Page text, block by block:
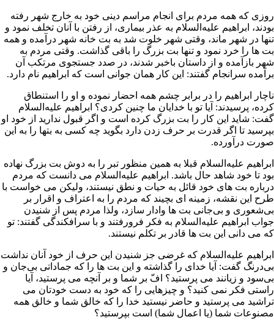
روزى که همه مردم براى انجام مراسم دینى خود به خارج شهر رفته
بودند، ابراهیم علیه‌السلام به عذر بیماری، از رفتن با آنان تخلف نمود و
تنها در شهر ماند، وقتى شهر خلوت شد به بت خانه شهر درآمده و همه
بت ها را خرد نمود و تنها بت بزرگ را باقی گذاشت. وقتى مردم به
شهر بازآمده و از داستان باخبر شدند، در صدد جستجوى مرتکب آن
برآمده سرانجام گفتند: این کار همان جوانى است که ابراهیم نام دارد.
ناچار ابراهیم را در برابر چشم همه احضار نموده و او را استنطاق
کرده، پرسیدند: آیا تو با خدایان ما چنین کردى؟ ابراهیم علیه‌السلام
گفت: شاید این کار را بت بزرگ کرده است و اگر قبول ندارید از خود او
بپرسید تا اگر قدرت بر حرف زدن دارد بگوید چه کسى به بتها را به این
صورت درآورده.
ابراهیم علیه‌السلام قبلا به همین منظور تبر را به دوش بت بزرگ نهاده
بود تا خود شاهد حال باشد. ابراهیم علیه‌السلام مى دانست که مردم
درباره بت هاى خود قائل به حیات و نطق نیستند، ولیکن مى خواست با
طرح این نقشه، زمینه اى بچیند که مردم را به اعتراف و اقرار بر
بى‌شعورى و بى‌جانى بت ها وادار سازد، ولذا مردم پس از شنیدن
جواب ابراهیم علیه‌السلام به فکر فرورفتند و با سرافکندگى گفتند: تو
که مى دانى این بت ها قادر بر تکلم نیستند.
ابراهیم علیه‌السلام که غرضى جز شنیدن این حرف از خود آنان نداشت
بى‌درنگ گفت: آیا خداى را گذاشته و این بت ها را که جماداتى بى‌جان و
بى‌سود و زیانند مى پرستید؟ افّ بر شما و بر آنچه مى پرستید، آیا
راستى فکر نمى کنید؟ و چیزهایى را که خود به دست خودتان مى
تراشید مى پرستید و حاضر نیستید خدا را که خالق شما و خالق همه
مصنوعات شما (یا اعمال شما) است بپرستید؟